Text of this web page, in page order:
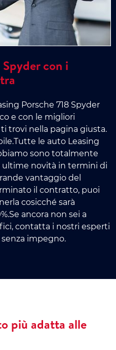
Spyder con i
Porsche 718 Spyder
e con le migliori
trovi nella pagina giusta.
le auto Leasing
sono totalmente
novità in termini di
vantaggio del
il contratto, puoi
cosicché sarà
ancora non sei a
contatta i nostri esperti
impegno.
più adatta alle